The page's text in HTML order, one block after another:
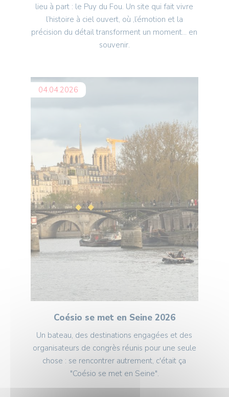
lieu à part : le Puy du Fou. Un site qui fait vivre
l’histoire à ciel ouvert, où ,l’émotion et la
précision du détail transforment un moment… en
souvenir.
04.04.2026
Coésio se met en Seine 2026
Un bateau, des destinations engagées et des
organisateurs de congrès réunis pour une seule
chose : se rencontrer autrement, c'était ça
"Coésio se met en Seine".